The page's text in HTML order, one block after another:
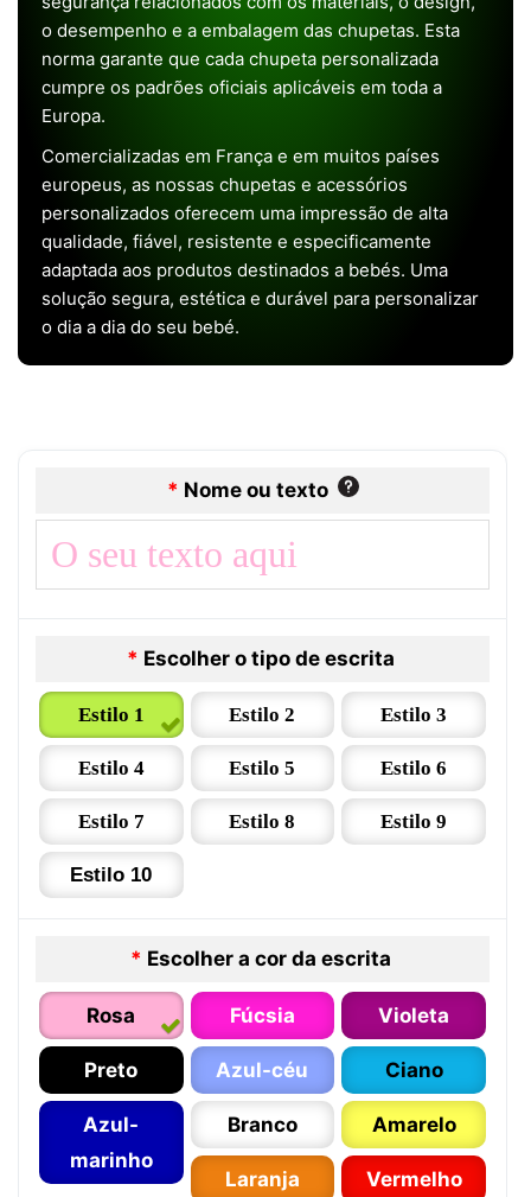
o desempenho e a embalagem das chupetas. Esta
norma garante que cada chupeta personalizada
cumpre os padrões oficiais aplicáveis em toda a
Europa.
Comercializadas em França e em muitos países
europeus, as nossas chupetas e acessórios
personalizados oferecem uma impressão de alta
qualidade, fiável, resistente e especificamente
adaptada aos produtos destinados a bebés. Uma
solução segura, estética e durável para personalizar
o dia a dia do seu bebé.
* Nome ou texto
* Escolher o tipo de escrita
Estilo 1 Estilo 2 Estilo 3
Estilo 4 Estilo 5 Estilo 6
Estilo 7 Estilo 8 Estilo 9
Estilo 10
* Escolher a cor da escrita
Rosa Fúcsia Violeta
Preto Azul-céu Ciano
Azul-
marinho
Branco Amarelo
Laranja Vermelho